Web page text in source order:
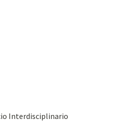
Interdisciplinario